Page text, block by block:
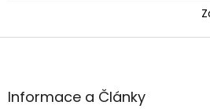
Z
aInformace a Články